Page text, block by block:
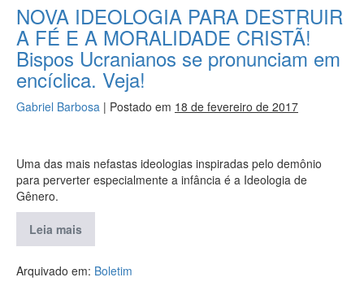
NOVA IDEOLOGIA PARA DESTRUIR
A FÉ E A MORALIDADE CRISTÃ!
Bispos Ucranianos se pronunciam em
encíclica. Veja!
Gabriel Barbosa | Postado em 18 de fevereiro de 2017
Uma das mais nefastas ideologias inspiradas pelo demônio
para perverter especialmente a infância é a Ideologia de
Gênero.
Leia mais
Arquivado em: Boletim